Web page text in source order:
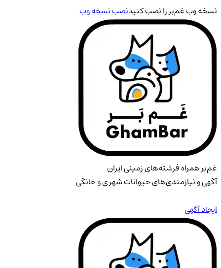
نسخه وب غم‌بر را نصب کنیدنصب نسخه وب
غم‌بر همراه فرشته‌های زمینی ایران
آگهی و نیازمندی‌های حیوانات شهری و خانگی
ایجاد آگهی